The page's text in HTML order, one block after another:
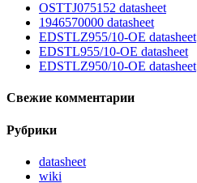
OSTTJ075152 datasheet
1946570000 datasheet
EDSTLZ955/10-OE datasheet
EDSTL955/10-OE datasheet
EDSTLZ950/10-OE datasheet
Свежие комментарии
Рубрики
datasheet
wiki